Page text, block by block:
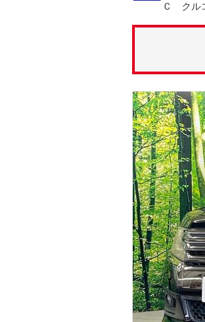
Ｃ クル